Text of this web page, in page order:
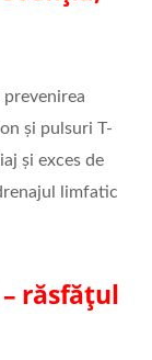
și pulsuri T-
și exces de
limfatic
răsfățul